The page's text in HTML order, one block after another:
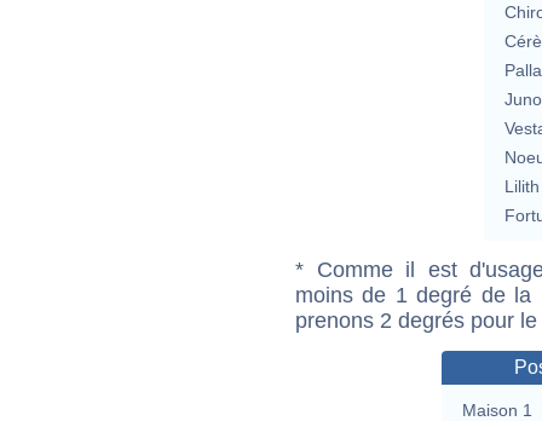
Lilith
* Comme il est
moins de 1 degré de la
prenons 2 degrés pour
Maison 1